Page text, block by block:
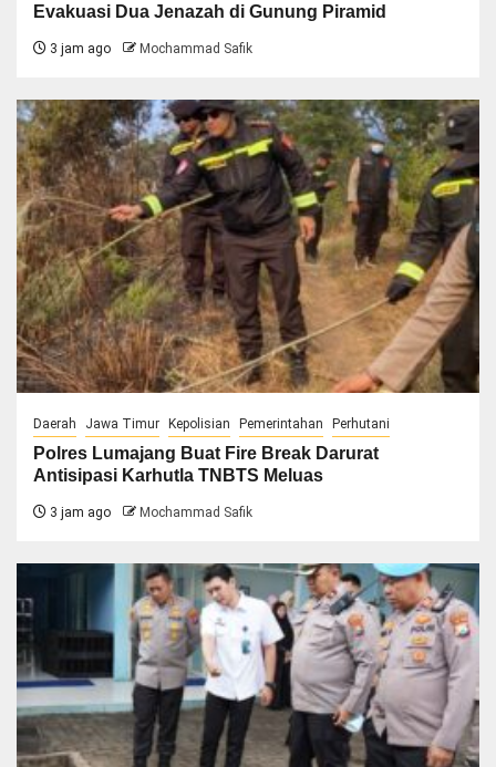
Evakuasi Dua Jenazah di Gunung Piramid
3 jam ago Mochammad Safik
Daerah Jawa Timur Kepolisian Pemerintahan Perhutani
Polres Lumajang Buat Fire Break Darurat
Antisipasi Karhutla TNBTS Meluas
3 jam ago Mochammad Safik